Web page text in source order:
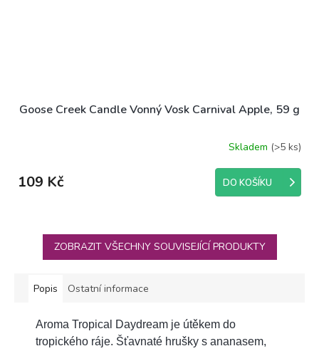
Goose Creek Candle Vonný Vosk Carnival Apple, 59 g
Skladem (>5 ks)
109 Kč DO KOŠÍKU
ZOBRAZIT VŠECHNY SOUVISEJÍCÍ PRODUKTY
Popis Ostatní informace
Aroma Tropical Daydream je útěkem do
tropického ráje. Šťavnaté hrušky s ananasem,